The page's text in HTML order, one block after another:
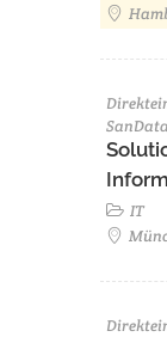
IT